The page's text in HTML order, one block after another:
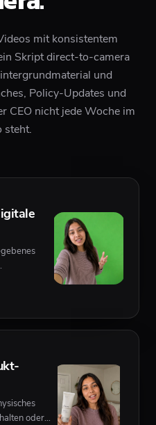
mit konsistentem
Skript direct-to-camera
und
Policy-Updates und
CEO nicht jede Woche im
steht.
mit
oder